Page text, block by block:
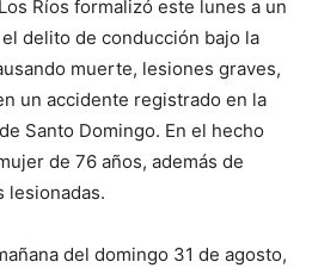
Ríos formalizó este lunes a un
delito de conducción bajo la
muerte, lesiones graves,
un accidente registrado en la
Santo Domingo. En el hecho
de 76 años, además de
lesionadas.
del domingo 31 de agosto,